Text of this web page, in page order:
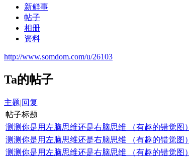
新鲜事
帖子
相册
资料
http://www.somdom.com/u/26103
Ta的帖子
主题|回复
帖子标题
测测你是用左脑思维还是右脑思维 （有趣的错觉图）
测测你是用左脑思维还是右脑思维 （有趣的错觉图）
测测你是用左脑思维还是右脑思维 （有趣的错觉图）